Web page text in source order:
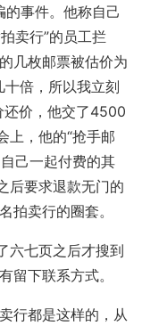
的事件。他称自己
卖行”的员工拦
几枚邮票被估价为
十倍，所以我立刻
还价，他交了4500
上，他的“抢手邮
己一起付费的其
后要求退款无门的
拍卖行的圈套。
六七页之后才搜到
留下联系方式。
行都是这样的，从